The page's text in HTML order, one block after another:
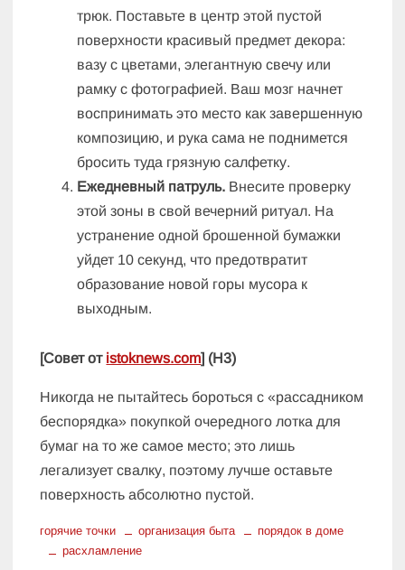
трюк. Поставьте в центр этой пустой
поверхности красивый предмет декора:
вазу с цветами, элегантную свечу или
рамку с фотографией. Ваш мозг начнет
воспринимать это место как завершенную
композицию, и рука сама не поднимется
бросить туда грязную салфетку.
Ежедневный патруль. Внесите проверку
этой зоны в свой вечерний ритуал. На
устранение одной брошенной бумажки
уйдет 10 секунд, что предотвратит
образование новой горы мусора к
выходным.
[Совет от istoknews.com] (H3)
Никогда не пытайтесь бороться с «рассадником
беспорядка» покупкой очередного лотка для
бумаг на то же самое место; это лишь
легализует свалку, поэтому лучше оставьте
поверхность абсолютно пустой.
горячие точки организация быта
порядок в доме
расхламление